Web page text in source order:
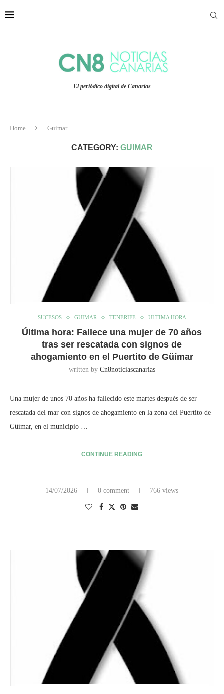
El periódico digital de Canarias
Home Guimar
CATEGORY: GUIMAR
SUCESOS GUIMAR TENERIFE ULTIMA HORA
Última hora: Fallece una mujer de 70 años
tras ser rescatada con signos de
ahogamiento en el Puertito de Güímar
written by Cn8noticiascanarias
Una mujer de unos 70 años ha fallecido este martes después de ser
rescatada del mar con signos de ahogamiento en la zona del Puertito de
Güímar, en el municipio …
CONTINUE READING
14/07/2026 0 comment 766 views